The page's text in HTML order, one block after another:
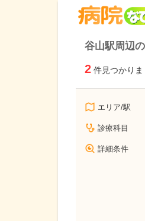
谷山駅周辺
2 件見つかりま
エリア/駅
診療科目
詳細条件